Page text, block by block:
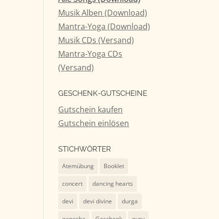
Musik Alben (Download)
Mantra-Yoga (Download)
Musik CDs (Versand)
Mantra-Yoga CDs
(Versand)
GESCHENK-GUTSCHEINE
Gutschein kaufen
Gutschein einlösen
STICHWÖRTER
Atemübung Booklet
concert dancing hearts
devi devi divine durga